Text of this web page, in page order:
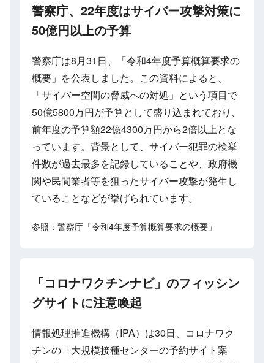
警察庁、22年度はサイバー攻撃対策に
50億円以上の予算
警察庁は8月31日、「令和4年度予算概算要求の
概要」を公表しました。この資料によると、
「サイバー空間の脅威への対処」という項目で
50億5800万円が予算として盛り込まれており、
前年度の予算額22億4300万円から2倍以上とな
っています。背景として、サイバー犯罪の検挙
件数が過去最多を記録していることや、政府機
関や民間業者等を狙ったサイバー攻撃が発生し
ていることなどが挙げられています。
参照：警察庁「令和4年度予算概算要求の概要」
「コロナワクチンナビ」のフィッシン
グサイトに注意喚起
情報処理推進機構（IPA）は30日、コロナワク
チンの「大規模接種センターの予約サイト案